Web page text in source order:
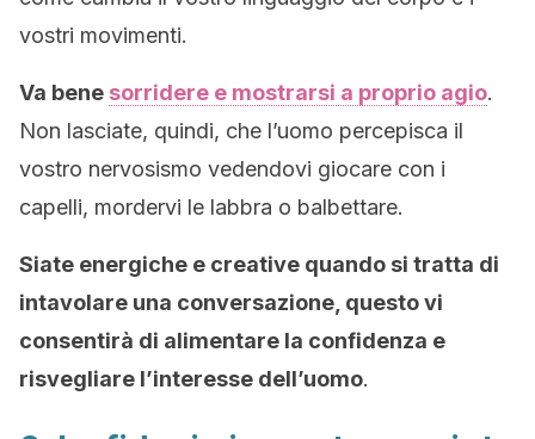
vostri movimenti.
Va bene sorridere e mostrarsi a proprio agio.
Non lasciate, quindi, che l’uomo percepisca il
vostro nervosismo vedendovi giocare con i
capelli, mordervi le labbra o balbettare.
Siate energiche e creative quando si tratta di
intavolare una conversazione, questo vi
consentirà di alimentare la confidenza e
risvegliare l’interesse dell’uomo.